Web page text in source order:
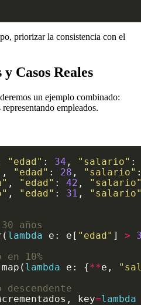
priorizar la consistencia con el
Casos Reales
un ejemplo combinado:
empleados.
"edad" : 34 , "salario"
, "edad" : 28 , "salario"
, "edad" : 42 ,
, "edad" : 31 ,
años
lambda e: e[ "edad" ] >
10%
lambda e: {**e,
key=lambda